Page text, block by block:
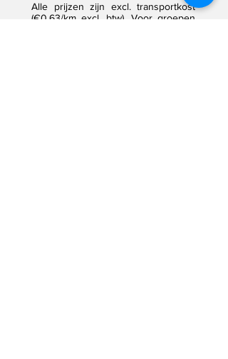
Alle prijzen zijn excl. transportkost
(€0,63/km excl. btw). Voor groepen